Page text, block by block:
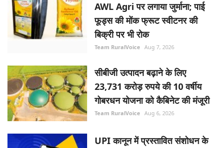
AWL Agri पर लगाया जुर्माना; पाई
फूड्स की मोंक फ्रूट स्वीटनर की
बिक्री पर भी रोक
Team RuralVoice Aug 7, 2026
सीबीजी उत्पादन बढ़ाने के लिए
23,731 करोड़ रुपये की 10 वर्षीय
गोबरधन योजना को कैबिनेट की मंजूरी
Team RuralVoice Aug 6, 2026
UPI कानून में प्रस्तावित संशोधन के